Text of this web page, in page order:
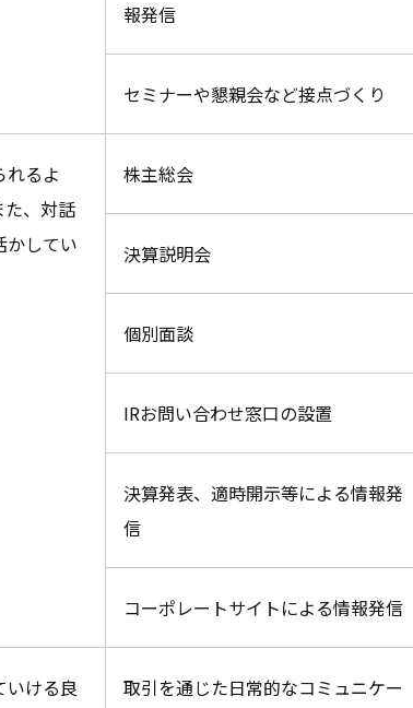
報発信
セミナーや懇親会など接点づくり
れるよ
た、対話
かしてい
株主総会
決算説明会
個別面談
IRお問い合わせ窓口の設置
決算発表、適時開示等による情報発
信
コーポレートサイトによる情報発信
いける良
取引を通じた日常的なコミュニケー